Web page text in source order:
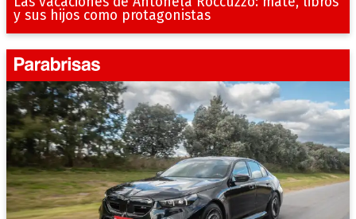
y sus hijos como protagonistas